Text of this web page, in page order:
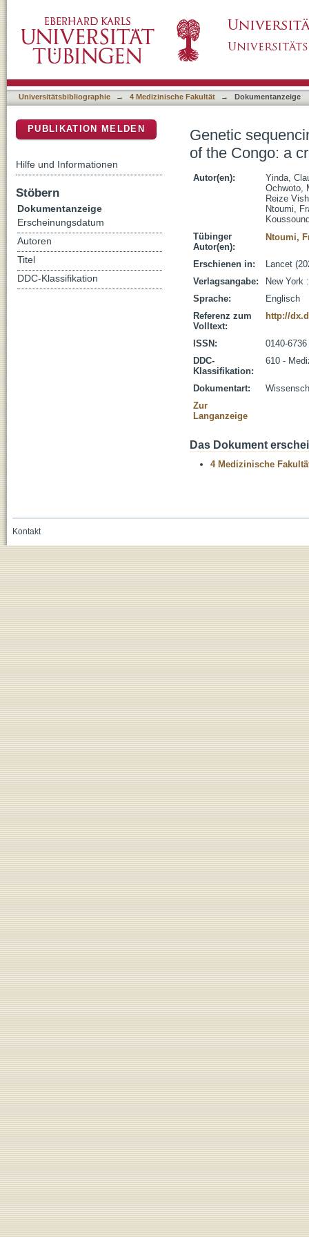
sectional, descriptive study
Universitätsbibliographie → 4 Medizinische Fakultät → Dokumentanzeige
Genetic
of the Congo: a
Autor(en):
Yinda,
Ochwoto,
Reize
Ntoumi,
Tübinger
Autor(en):
Ntoumi,
Erschienen in:
Lancet
Verlagsangabe:
New York
Sprache:
Englisch
Referenz zum
Volltext:
http://
ISSN:
0140-6736
DDC-
Klassifikation:
610 -
Dokumentart:
Zur
Langanzeige
Das Dokument
4 Medizinische
PUBLIKATION MELDEN
Hilfe und Informationen
Stöbern
Dokumentanzeige
Erscheinungsdatum
Autoren
Titel
DDC-Klassifikation
Kontakt